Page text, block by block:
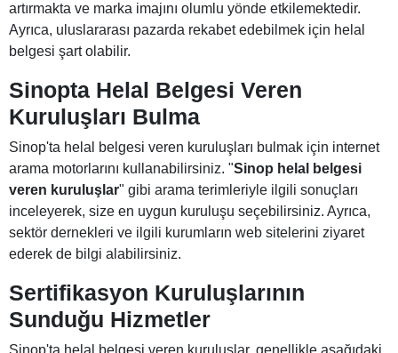
artırmakta ve marka imajını olumlu yönde etkilemektedir.
Ayrıca, uluslararası pazarda rekabet edebilmek için helal
belgesi şart olabilir.
Sinopta Helal Belgesi Veren
Kuruluşları Bulma
Sinop'ta helal belgesi veren kuruluşları bulmak için internet
arama motorlarını kullanabilirsiniz. "Sinop helal belgesi
veren kuruluşlar" gibi arama terimleriyle ilgili sonuçları
inceleyerek, size en uygun kuruluşu seçebilirsiniz. Ayrıca,
sektör dernekleri ve ilgili kurumların web sitelerini ziyaret
ederek de bilgi alabilirsiniz.
Sertifikasyon Kuruluşlarının
Sunduğu Hizmetler